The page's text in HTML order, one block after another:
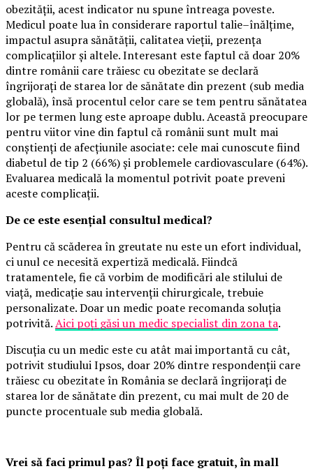
obezității, acest indicator nu spune întreaga poveste.
Medicul poate lua în considerare raportul talie–înălțime,
impactul asupra sănătății, calitatea vieții, prezența
complicațiilor și altele. Interesant este faptul că doar 20%
dintre românii care trăiesc cu obezitate se declară
îngrijorați de starea lor de sănătate din prezent (sub media
globală), însă procentul celor care se tem pentru sănătatea
lor pe termen lung este aproape dublu. Această preocupare
pentru viitor vine din faptul că românii sunt mult mai
conștienți de afecțiunile asociate: cele mai cunoscute fiind
diabetul de tip 2 (66%) și problemele cardiovasculare (64%).
Evaluarea medicală la momentul potrivit poate preveni
aceste complicații.
De ce este esențial consultul medical?
Pentru că scăderea în greutate nu este un efort individual,
ci unul ce necesită expertiză medicală. Fiindcă
tratamentele, fie că vorbim de modificări ale stilului de
viață, medicație sau intervenții chirurgicale, trebuie
personalizate. Doar un medic poate recomanda soluția
potrivită.Aici poți găsi un medic specialist din zona ta.
Discuția cu un medic este cu atât mai importantă cu cât,
potrivit studiului Ipsos, doar 20% dintre respondenții care
trăiesc cu obezitate în România se declară îngrijorați de
starea lor de sănătate din prezent, cu mai mult de 20 de
puncte procentuale sub media globală.
Vrei să faci primul pas? Îl poți face gratuit, în mall